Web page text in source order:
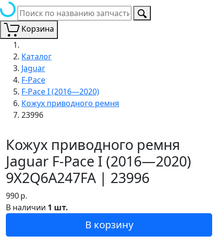
Корзина
Каталог
Jaguar
F-Pace
F-Pace I (2016—2020)
Кожух приводного ремня
23996
Кожух приводного ремня
Jaguar F-Pace I (2016—2020)
9X2Q6A247FA | 23996
990р.
В наличии 1 шт.
В корзину